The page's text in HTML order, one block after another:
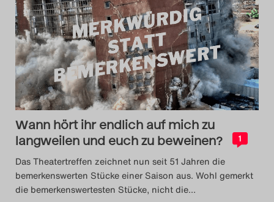
2018 Alumni
Das Theatertreffen-Blog
2019
Das Theatertreffen-Blog
2020
Das Theatertreffen-Blog
2021
Wann hört ihr endlich auf mich zu
langweilen und euch zu beweinen?
1
Das Theatertreffen zeichnet nun seit 51 Jahren die
bemerkenswerten Stücke einer Saison aus. Wohl gemerkt
die bemerkenswertesten Stücke, nicht die…